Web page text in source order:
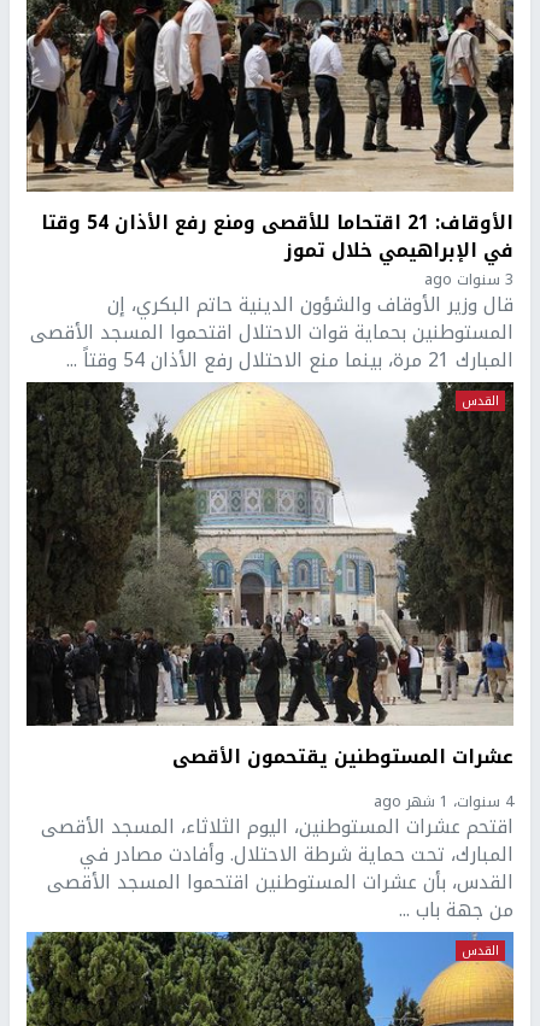
الأوقاف: 21 اقتحاما للأقصى ومنع رفع الأذان 54 وقتا
في الإبراهيمي خلال تموز
3 سنوات ago
قال وزير الأوقاف والشؤون الدينية حاتم البكري، إن
المستوطنين بحماية قوات الاحتلال اقتحموا المسجد الأقصى
المبارك 21 مرة، بينما منع الاحتلال رفع الأذان 54 وقتاً ...
القدس
عشرات المستوطنين يقتحمون الأقصى
4 سنوات، 1 شهر ago
اقتحم عشرات المستوطنين، اليوم الثلاثاء، المسجد الأقصى
المبارك، تحت حماية شرطة الاحتلال. وأفادت مصادر في
القدس، بأن عشرات المستوطنين اقتحموا المسجد الأقصى
من جهة باب ...
القدس